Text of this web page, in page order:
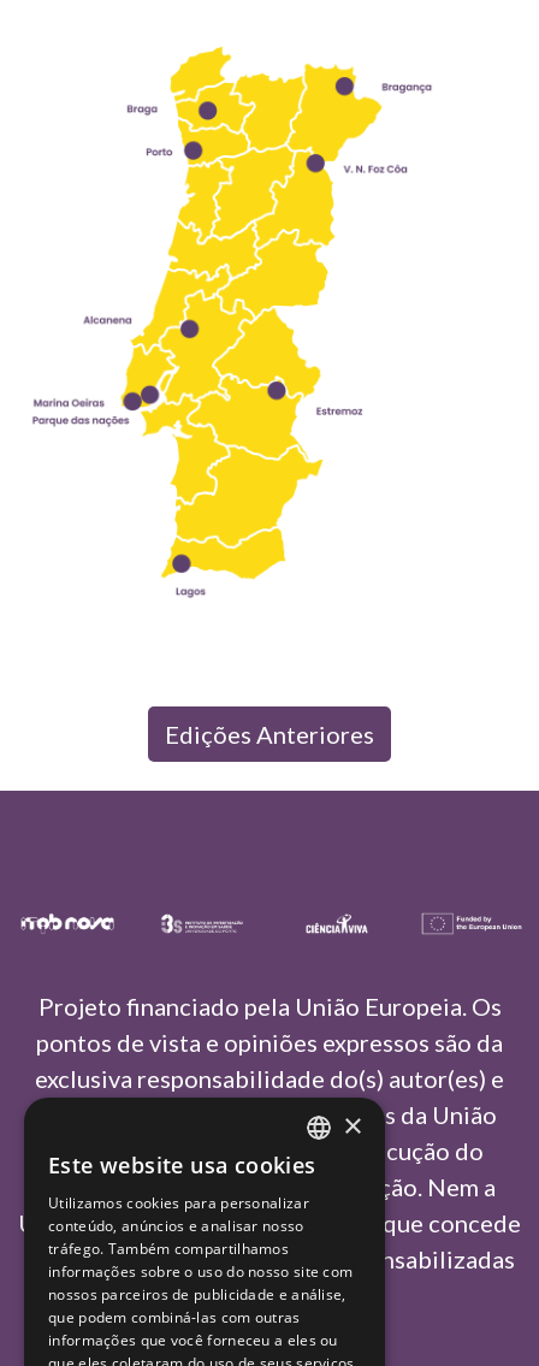
Edições Anteriores
Projeto financiado pela União Europeia. Os
pontos de vista e opiniões expressos são da
exclusiva responsabilidade do(s) autor(es) e
não refletem necessariamente as da União
Europeia ou da Agência de Execução do
Conselho Europeu de Investigação. Nem a
União Europeia nem a autoridade que concede
o financiamento podem ser responsabilizadas
por elas.
PORTUGUESE
ENGLISH
×
Este website usa cookies
Utilizamos cookies para personalizar
conteúdo, anúncios e analisar nosso
tráfego. Também compartilhamos
informações sobre o uso do nosso site com
nossos parceiros de publicidade e análise,
que podem combiná-las com outras
informações que você forneceu a eles ou